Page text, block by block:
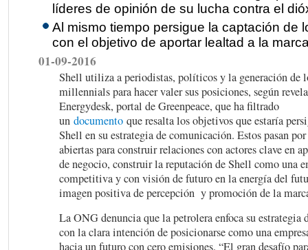
líderes de opinión de su lucha contra el
Al mismo tiempo persigue la captación de
con el objetivo de aportar lealtad a la
01-09-2016
Shell utiliza a periodistas, políticos y la generación de
millennials para hacer valer sus posiciones, según revela
Energydesk, portal de Greenpeace, que ha filtrado
un documento que resalta los objetivos que estaría
Shell en su estrategia de comunicación. Estos pasan
abiertas para construir relaciones con actores clave en
de negocio, construir la reputación de Shell como una
competitiva y con visión de futuro en la energía del
imagen positiva de percepción y promoción de la
La ONG denuncia que la petrolera enfoca su estrategia
con la clara intención de posicionarse como una
hacia un futuro con cero emisiones. “El gran desafío